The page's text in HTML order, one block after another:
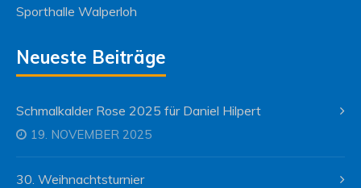
Sporthalle Walperloh
Neueste Beiträge
Schmalkalder Rose 2025 für Daniel Hilpert
19. NOVEMBER 2025
30. Weihnachtsturnier